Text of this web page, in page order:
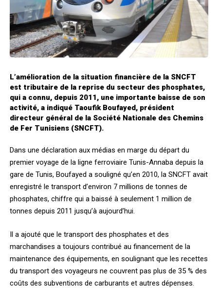
L’amélioration de la situation financière de la SNCFT
est tributaire de la reprise du secteur des phosphates,
qui a connu, depuis 2011, une importante baisse de son
activité, a indiqué Taoufik Boufayed, président
directeur général de la Société Nationale des Chemins
de Fer Tunisiens (SNCFT).
Dans une déclaration aux médias en marge du départ du
premier voyage de la ligne ferroviaire Tunis-Annaba depuis la
gare de Tunis, Boufayed a souligné qu’en 2010, la SNCFT avait
enregistré le transport d’environ 7 millions de tonnes de
phosphates, chiffre qui a baissé à seulement 1 million de
tonnes depuis 2011 jusqu’à aujourd’hui.
Il a ajouté que le transport des phosphates et des
marchandises a toujours contribué au financement de la
maintenance des équipements, en soulignant que les recettes
du transport des voyageurs ne couvrent pas plus de 35 % des
coûts des subventions de carburants et autres dépenses.